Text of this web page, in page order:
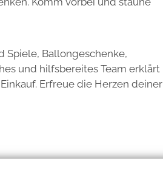
Spiele, Ballongeschenke,
und hilfsbereites Team erklärt
Erfreue die Herzen deiner